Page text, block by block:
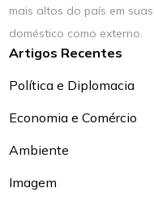
mais altos do país em
doméstico como externo.
Artigos Recentes
Política e Diplomacia
Economia e Comércio
Ambiente
Imagem